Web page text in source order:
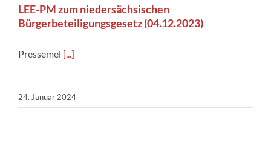
LEE-PM zum niedersächsischen
Bürgerbeteiligungsgesetz (04.12.2023)
Pressemel [...]
24. Januar 2024